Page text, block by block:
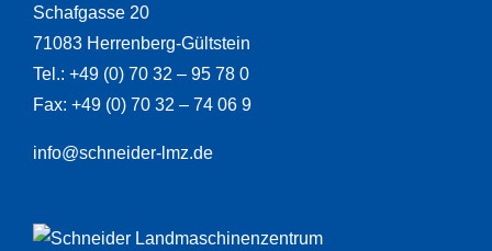
Schafgasse 20
71083 Herrenberg-Gültstein
Tel.: +49 (0) 70 32 – 95 78 0
Fax: +49 (0) 70 32 – 74 06 9
info@schneider-lmz.de